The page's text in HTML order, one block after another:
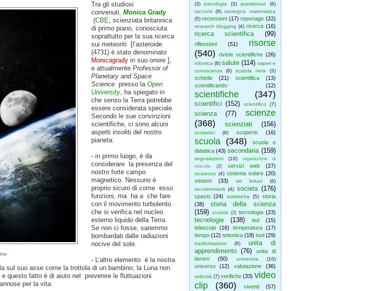
(3)
psicologia (3) questionari
(6)
racconti (9) rassegna matematica
(5) recensioni (17) reportage (22)
research blogging (4) ricerca (16)
ricerca scientifica (99)
riflessioni (51)
risorse
(540)
riviste scientifiche (26)
robotica (8) salute (114) saperi e
conoscenza
(6) scatola nera (3)
schede (21) scientifica
(13)
scientificando
(12)
scientifiche (347)
scientifici (152) scientifico (7)
scienza (77)
scienze
(368)
scienziati (156)
scolastici (9) scoperte (16)
scuola (348)
scuola e
didattica (43) secondaria (159)
segnalazioni (10)
separazione di
miscele
(2) servizi web (27)
sicurezza (4) sistema solare (20)
sistemi
(33) siti linkati
(6)
socialnetwork (4) societa (176)
spazio (24) statistiche (5)
storia
(38)
storia della scienza
(159)
stradale (2) tecnologia (23)
tecnologie (138) ted
(15)
telescopi
(16) temperatura
(17)
tempo (12) tettonica (18) tool (29)
trasformazioni (6)
unita di
apprendimento (76)
unita di
lavoro
(50) universita (10)
universo (12) valutazione (36)
velocità (7) verifiche (33) video
clip
(360) viventi (57)
Tra gli studiosi
convenuti, Monica Grady
(CBE, scienziata britannica
di primo piano, conosciuta
soprattutto per la sua ricerca
sui meteoriti [l’asteroide
(4731) è stato denominato
Monicagradyin suo onore ],
e attualmente Professor of
Planetary and Space
Sciencepresso la Open
University, ha spiegato in
che senso la Terra potrebbe
essere considerata speciale.
Secondo le sue convinzioni
scientifiche, ci sono alcuni
aspetti insoliti del nostro
pianeta:
- in primo luogo, è da
considerare la presenza del
nostro forte campo
magnetico. Nessuno è
proprio sicuro di come esso
funzioni, ma ha a che fare
con il movimento turbolento
che si verifica nel nucleo
esterno liquido della Terra.
Se non ci fosse, saremmo
bombardati dalle radiazioni
nocive del sole.
- L’altro elemento è la nostra
sul suo asse come la trottola di un bambino; la Luna non
questo fatto è di aiuto nel prevenire le fluttuazioni
per la vita.